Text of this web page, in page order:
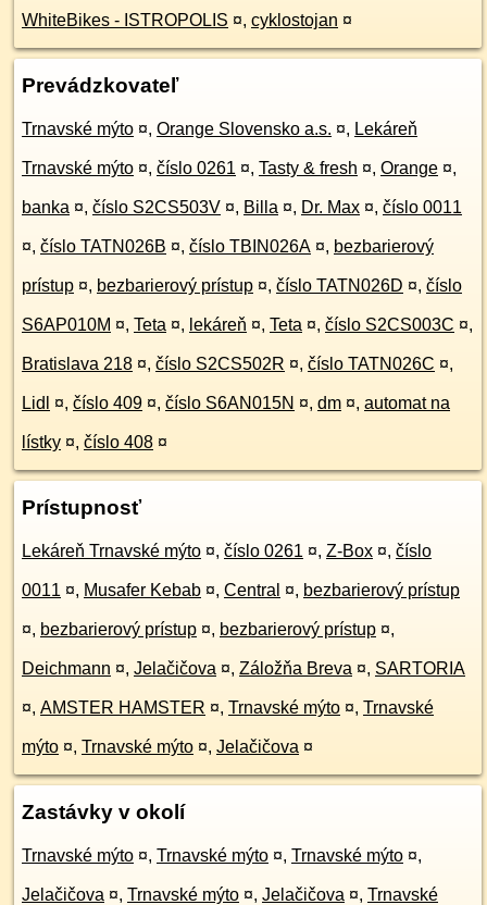
WhiteBikes - ISTROPOLIS ¤, cyklostojan ¤
Prevádzkovateľ
Trnavské mýto ¤, Orange Slovensko a.s. ¤, Lekáreň
Trnavské mýto ¤, číslo 0261 ¤, Tasty & fresh ¤, Orange ¤,
banka ¤, číslo S2CS503V ¤, Billa ¤, Dr. Max ¤, číslo 0011
¤, číslo TATN026B ¤, číslo TBIN026A ¤, bezbarierový
prístup ¤, bezbarierový prístup ¤, číslo TATN026D ¤, číslo
S6AP010M ¤, Teta ¤, lekáreň ¤, Teta ¤, číslo S2CS003C ¤,
Bratislava 218 ¤, číslo S2CS502R ¤, číslo TATN026C ¤,
Lidl ¤, číslo 409 ¤, číslo S6AN015N ¤, dm ¤, automat na
lístky ¤, číslo 408 ¤
Prístupnosť
Lekáreň Trnavské mýto ¤, číslo 0261 ¤, Z-Box ¤, číslo
0011 ¤, Musafer Kebab ¤, Central ¤, bezbarierový prístup
¤, bezbarierový prístup ¤, bezbarierový prístup ¤,
Deichmann ¤, Jelačičova ¤, Záložňa Breva ¤, SARTORIA
¤, AMSTER HAMSTER ¤, Trnavské mýto ¤, Trnavské
mýto ¤, Trnavské mýto ¤, Jelačičova ¤
Zastávky v okolí
Trnavské mýto ¤, Trnavské mýto ¤, Trnavské mýto ¤,
Jelačičova ¤, Trnavské mýto ¤, Jelačičova ¤, Trnavské